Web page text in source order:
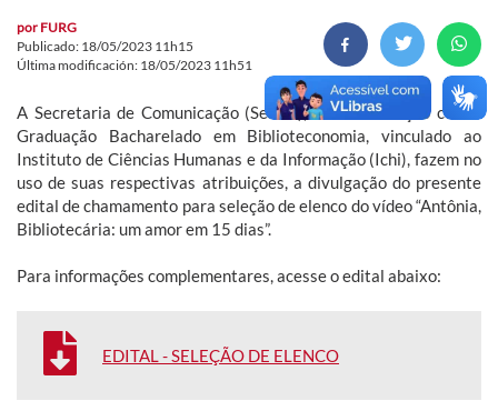
por FURG
Publicado: 18/05/2023 11h15
Última modificación: 18/05/2023 11h51
A Secretaria de Comunicação (Secom), em colaboração com a
Graduação Bacharelado em Biblioteconomia, vinculado ao
Instituto de Ciências Humanas e da Informação (Ichi), fazem no
uso de suas respectivas atribuições, a divulgação do presente
edital de chamamento para seleção de elenco do vídeo “Antônia,
Bibliotecária: um amor em 15 dias”.
Para informações complementares, acesse o edital abaixo:
EDITAL - SELEÇÃO DE ELENCO